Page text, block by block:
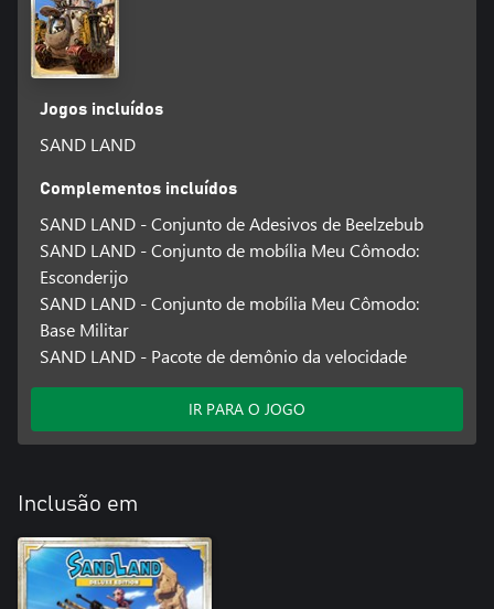
Jogos incluídos
SAND LAND
Complementos incluídos
SAND LAND - Conjunto de Adesivos de Beelzebub
SAND LAND - Conjunto de mobília Meu Cômodo:
Esconderijo
SAND LAND - Conjunto de mobília Meu Cômodo:
Base Militar
SAND LAND - Pacote de demônio da velocidade
IR PARA O JOGO
Inclusão em